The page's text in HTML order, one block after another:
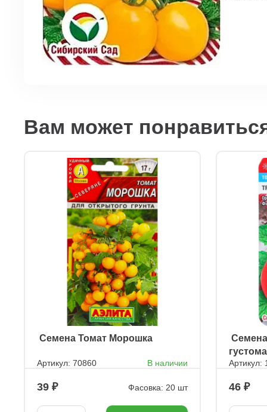
Вам может
ㅤ Семена Томат Морошка
Артикул: 70860 В наличии
39 Фасовка: 20 шт
ㅤ
Артикул:
46